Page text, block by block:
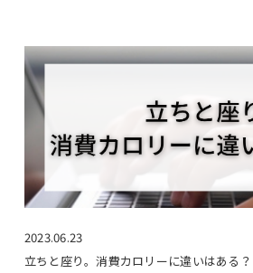
2023.06.23
立ちと座り。消費カロリーに違いはある？